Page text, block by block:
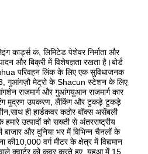
कार्ड्स कं, लिमिटेड पेशेवर निर्माता और
और बिक्री में विशेषज्ञता रखता है।बोर्ड
परिवहन लिंक के लिए एक सुविधाजनक
गुआंगज़ौ मेट्रो के Shacun स्टेशन के लिए
राजमार्ग और गुआंगयुआन राजमार्ग कार
रंग मुद्रण उपकरण, लैंकिंग और टुकड़े टुकड़े
ही हार्डकवर कठोर बॉक्स असेंबली
उत्पादों को सख्ती से अंतरराष्ट्रीय
बाजार और दुनिया भर में विभिन्न चैनलों के
की10,000 वर्ग मीटर के क्षेत्र में विद्यमान
क्वार्टर को कवर करते हुए, युहुआ में 15